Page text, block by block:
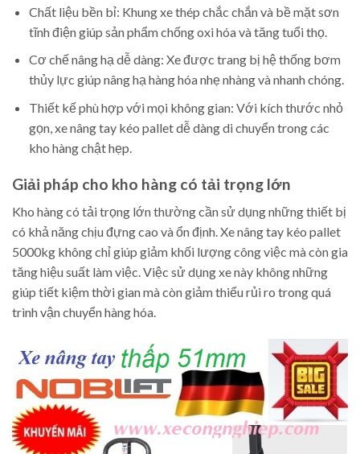
Chất liệu bền bỉ: Khung xe thép chắc chắn và bề mặt sơn
tĩnh điện giúp sản phẩm chống oxi hóa và tăng tuổi thọ.
Cơ chế nâng hạ dễ dàng: Xe được trang bị hệ thống bơm
thủy lực giúp nâng hạ hàng hóa nhẹ nhàng và nhanh chóng.
Thiết kế phù hợp với mọi không gian: Với kích thước nhỏ
gọn, xe nâng tay kéo pallet dễ dàng di chuyển trong các
kho hàng chật hẹp.
Giải pháp cho kho hàng có tải trọng lớn
Kho hàng có tải trọng lớn thường cần sử dụng những thiết bị
có khả năng chịu đựng cao và ổn định. Xe nâng tay kéo pallet
5000kg không chỉ giúp giảm khối lượng công việc mà còn gia
tăng hiệu suất làm việc. Việc sử dụng xe này không những
giúp tiết kiệm thời gian mà còn giảm thiểu rủi ro trong quá
trình vận chuyển hàng hóa.